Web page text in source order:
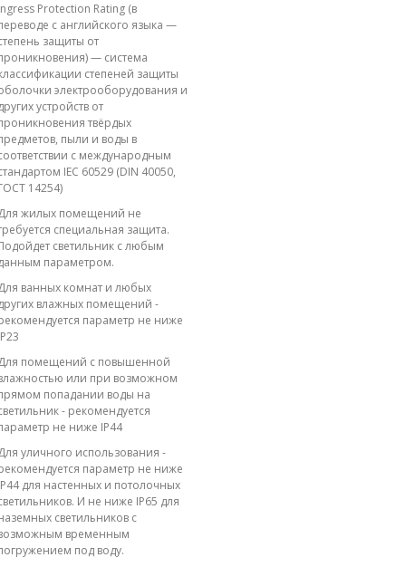
Protection Rating (в
с английского языка —
защиты от
— система
степеней защиты
электрооборудования и
устройств от
твёрдых
пыли и воды в
с международным
IEC 60529 (DIN 40050,
14254)
жилых помещений не
специальная защита.
светильник с любым
параметром.
ванных комнат и любых
влажных помещений -
параметр не ниже
помещений с повышенной
или при возможном
попадании воды на
- рекомендуется
не ниже IP44
уличного использования -
параметр не ниже
для настенных и потолочных
И не ниже IP65 для
светильников с
временным
под воду.